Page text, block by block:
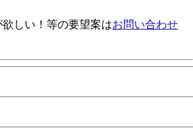
しい！等の要望案はお問い合わせ